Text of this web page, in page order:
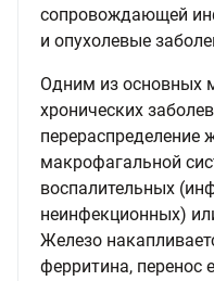
сопровождающей
и опухолевые
Одним из основных
хронических
перераспределение
макрофагальной
воспалительных
неинфекционных)
Железо
ферритина, перенос